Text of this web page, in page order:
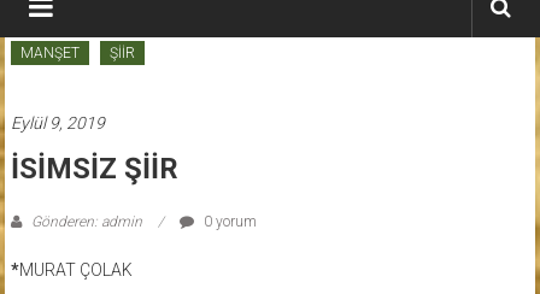
Edebiyat
Dergisi
Kahramanmaraş'ın
Etkili
Dergisi
MANŞET ŞİİR
Eylül 9, 2019
İSİMSİZ ŞİİR
Gönderen: admin 0 yorum
*MURAT ÇOLAK